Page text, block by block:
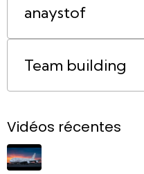
anaystof
Team building
Vidéos récentes